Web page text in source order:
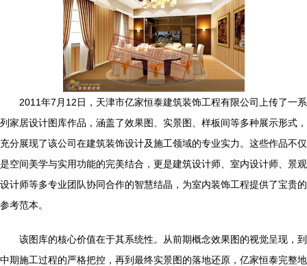
2011年7月12日，天津市亿家恒泰建筑装饰工程有限公司上传了一系
列家居设计图库作品，涵盖了效果图、实景图、样板间等多种展示形式，
充分展现了该公司在建筑装饰设计及施工领域的专业实力。这些作品不仅
是空间美学与实用功能的完美结合，更是建筑设计师、室内设计师、景观
设计师等多专业团队协同合作的智慧结晶，为室内装饰工程提供了宝贵的
参考范本。
该图库的核心价值在于其系统性。从前期概念效果图的视觉呈现，到
中期施工过程的严格把控，再到最终实景图的落地还原，亿家恒泰完整地